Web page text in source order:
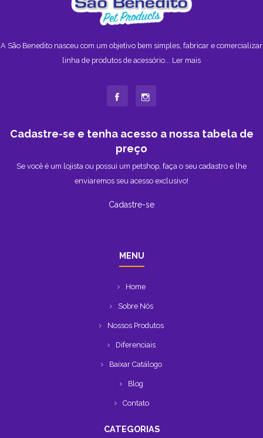
A São Benedito nasceu com um objetivo bem simples, fabricar e comercializar
linha de produtos de acessório... Ler mais
Cadastre-se e tenha acesso a nossa tabela de
preço
Se você é um lojista ou possui um petshop, faça o seu cadastro e lhe
enviaremos seu acesso exclusivo!
Cadastre-se
MENU
Home
Sobre Nós
Nossos Produtos
Diferenciais
Baixar Catálogo
Blog
Contato
CATEGORIAS